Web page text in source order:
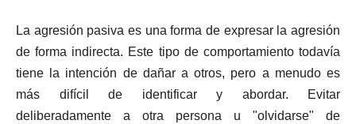
La agresión pasiva es una forma de expresar la agresión
de forma indirecta. Este tipo de comportamiento todavía
tiene la intención de dañar a otros, pero a menudo es
más difícil de identificar y abordar. Evitar
deliberadamente a otra persona u "olvidarse" de